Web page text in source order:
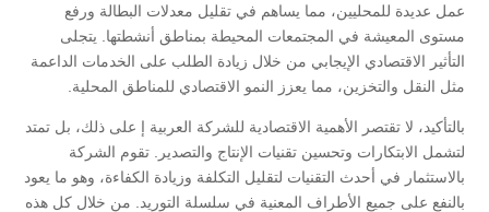
عمل عديدة للمحليين، مما يساهم في تقليل معدلات البطالة ورفع
مستوى المعيشة في المجتمعات المحيطة بمناطق أنشطتها. يتجلى
التأثير الاقتصادي الإيجابي من خلال زيادة الطلب على الخدمات الداعمة
مثل النقل والتخزين، مما يعزز النمو الاقتصادي للمناطق المحلية.
بالتأكيد، لا تقتصر الأهمية الاقتصادية للشركة العربية إ على ذلك، بل تمتد
لتشمل الابتكارات وتحسين تقنيات الإنتاج والتصدير. تقوم الشركة
بالاستثمار في أحدث التقنيات لتقليل التكلفة وزيادة الكفاءة، وهو ما يعود
بالنفع على جميع الأطراف المعنية في سلسلة التوريد. من خلال كل هذه